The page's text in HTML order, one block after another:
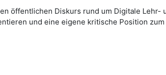
öffentlichen Diskurs rund um Digitale
und eine eigene kritische Position